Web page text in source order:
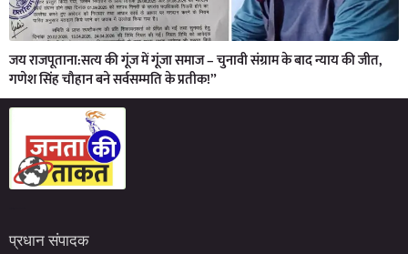
जय राजपूताना:सत्य की गूंज में गूंजा समाज – चुनावी संग्राम के बाद न्याय की जीत,
गणेश सिंह चौहान बने सर्वसम्मति के प्रतीक!”
प्रधान संपादक